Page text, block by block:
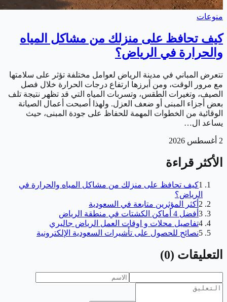
منوعات
كيف تحافظ على منزلك من مشاكل المياه
والحرارة في الرياض؟
تتعرض المباني في مدينة الرياض لعوامل مختلفة تؤثر على سلامتها
مع مرور الوقت، ومن أبرزها ارتفاع درجات الحرارة خلال فصل
الصيف، وتغيرات الطقس، وتسربات المياه التي قد تظهر نتيجة تلف
بعض أجزاء المبنى أو ضعف العزل. ولهذا أصبحت أعمال الصيانة
الوقائية من الخطوات المهمة للحفاظ على جودة المبنى، حيث
يساعد ال…
2 أغسطس 2026
الأكثر قراءة
1كيف تحافظ على منزلك من مشاكل المياه والحرارة في
الرياض؟
2 أكثر المؤثرين متابعة في السعودية
3 أفضل 4 أماكن الكشتات في منطقة الرياض
4تفاصيل محلات و اوقات العمل الرياض جاليري
5نصائح للحصول على تأشيرات السعودية الإلكترونية
التعليقات (
0
)